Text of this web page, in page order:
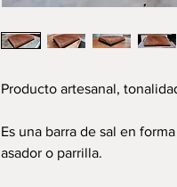
Producto artesanal,
Es una barra de sal en
asador o parrilla.